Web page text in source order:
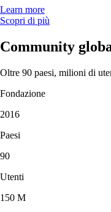
Learn more
Scopri di più
Community
Oltre 90 paesi, milioni di
Fondazione
2016
Paesi
90
Utenti
150 M